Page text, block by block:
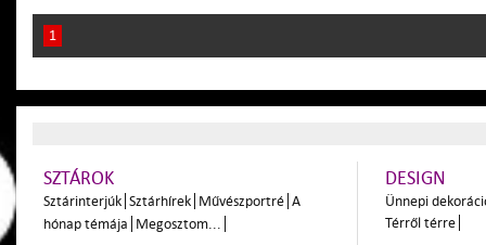
1
SZTÁROK
Sztárinterjúk Sztárhírek Művészportré A
hónap témája Megosztom...
DESIGN
Ünnepi
Térről térre